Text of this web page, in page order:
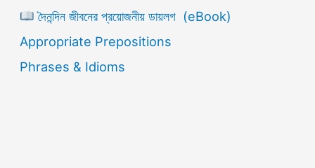
দৈনন্দিন জীবনের প্রয়োজনীয় ডায়লগ (eBook)
Appropriate Prepositions
Phrases & Idioms